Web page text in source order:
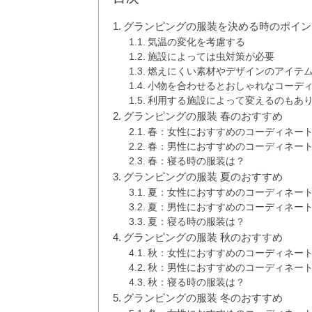
グランピングの服装を決める時のポイン
気温の変化を考慮する
施設によっては虫対策が必要
燃えにくい素材やデザインのアイテ
小物を合わせるとおしゃれなコーデ
利用する施設によって変えるのもあり
グランピングの服装 春のおすすめ
春：女性におすすめのコーディネート
春：男性におすすめのコーディネート
春：寝る時の服装は？
グランピングの服装 夏のおすすめ
夏：女性におすすめのコーディネート
夏：男性におすすめのコーディネート
夏：寝る時の服装は？
グランピングの服装 秋のおすすめ
秋：女性におすすめのコーディネート
秋：男性におすすめのコーディネート
秋：寝る時の服装は？
グランピングの服装 冬のおすすめ